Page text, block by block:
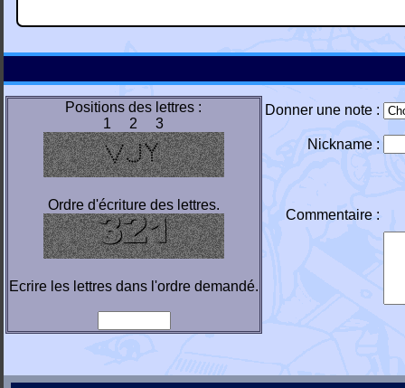
Positions des lettres :
1 2 3
Ordre d'écriture des lettres.
Ecrire les lettres dans l'ordre demandé.
Donner une note :
Nickname :
Commentaire :